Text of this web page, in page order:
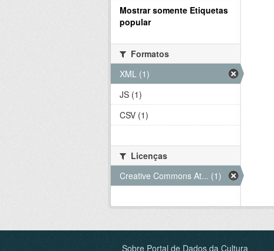
Mostrar somente Etiquetas
popular
Formatos
XML (1)
JS (1)
CSV (1)
Licenças
Creative Commons At... (1)
Sobre Portal de Dados da Cultura